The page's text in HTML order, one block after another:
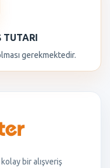
TUTARI
gerekmektedir.
bir alışveriş